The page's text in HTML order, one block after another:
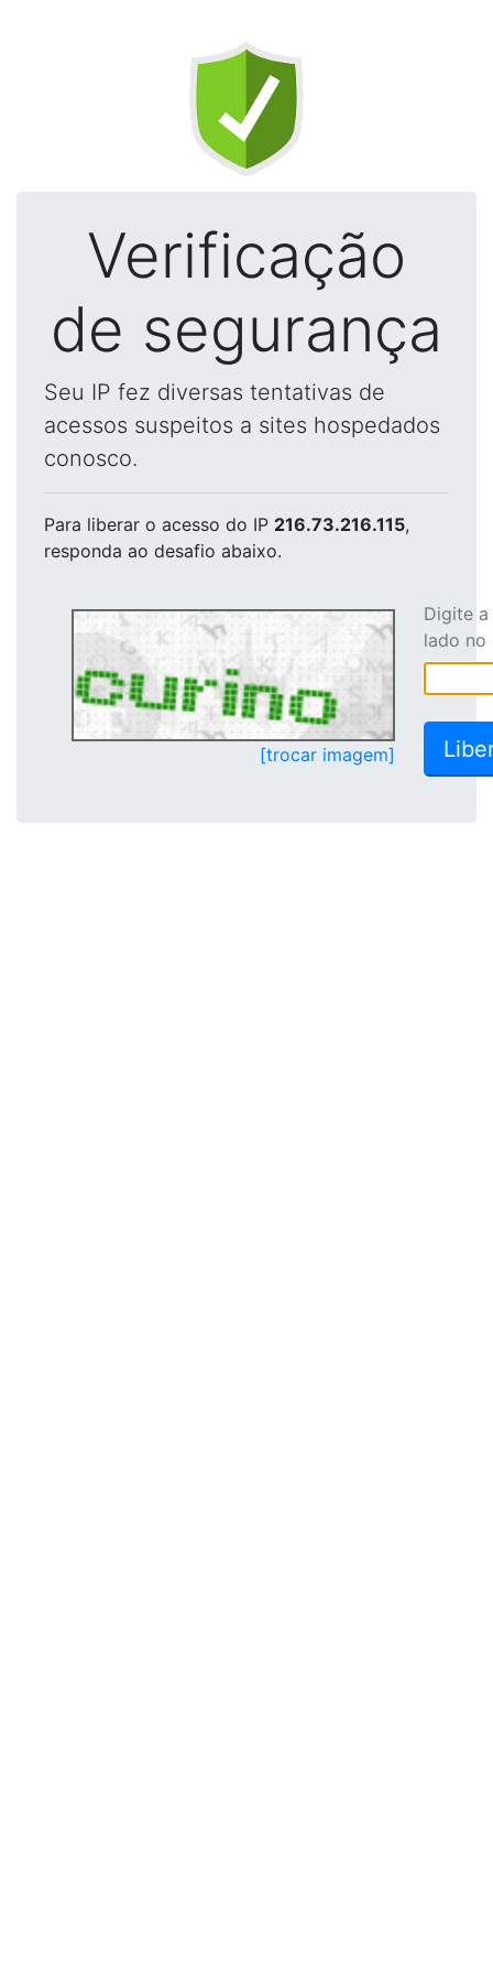
Verificação
de segurança
Seu IP fez diversas tentativas de
acessos suspeitos a sites hospedados
conosco.
Para liberar o acesso do IP 216.73.216.115,
responda ao desafio abaixo.
[trocar imagem]
Digite
lado no